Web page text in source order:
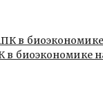
в биоэкономике